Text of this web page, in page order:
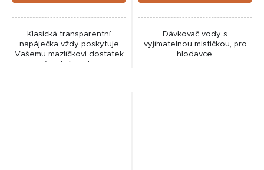
Klasická transparentní
napáječka vždy poskytuje
Vašemu mazlíčkovi dostatek
čerstvé vody.
Dávkovač vody s
vyjímatelnou mističkou, pro
hlodavce.